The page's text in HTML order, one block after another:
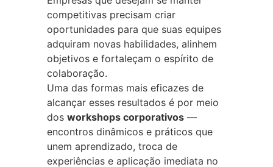
competitivas precisam criar
oportunidades para que suas equipes
adquiram novas habilidades, alinhem
objetivos e fortaleçam o espírito de
colaboração.
Uma das formas mais eficazes de
alcançar esses resultados é por meio
dos workshops corporativos—
encontros dinâmicos e práticos que
unem aprendizado, troca de
experiências e aplicação imediata no